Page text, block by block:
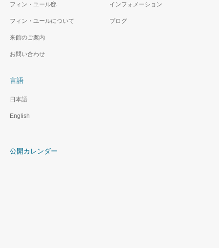
フィン・ユール邸
フィン・ユールについて
来館のご案内
お問い合わせ
インフォメーション
ブログ
言語
日本語
English
公開カレンダー